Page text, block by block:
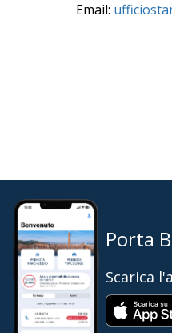
Email:
Porta
Scarica